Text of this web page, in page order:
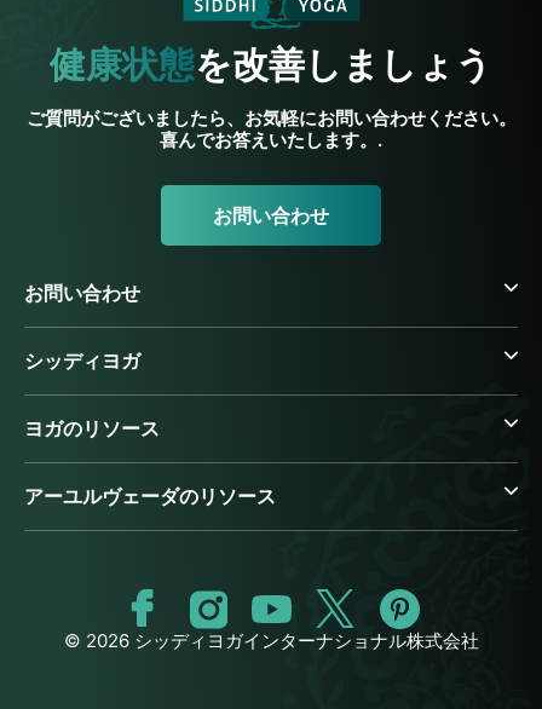
健康状態を改善しましょう
ご質問がございましたら、お気軽にお問い合わせください。
喜んでお答えいたします。.
お問い合わせ
お問い合わせ
シッディヨガ
ヨガのリソース
アーユルヴェーダのリソース
© 2026 シッディヨガインターナショナル株式会社